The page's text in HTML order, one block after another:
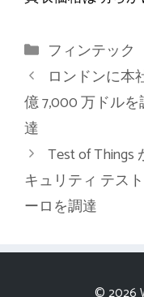
カ
テ
リ
フィンテック
ロンドンに本
億 7,000 万ドル
達
Test of Things
キュリティ テス
ーロを調達